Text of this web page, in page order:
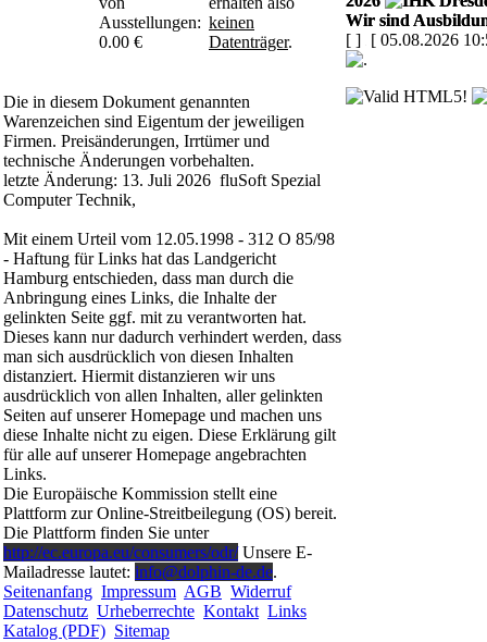
Ausstellungen:
0.00 €
keinen
Datenträger.
Die in diesem Dokument genannten
Warenzeichen sind Eigentum der jeweiligen
Firmen. Preisänderungen, Irrtümer und
technische Änderungen vorbehalten.
letzte Änderung: 13. Juli 2026 fluSoft Spezial
Computer Technik,
Mit einem Urteil vom 12.05.1998 - 312 O 85/98
- Haftung für Links hat das Landgericht
Hamburg entschieden, dass man durch die
Anbringung eines Links, die Inhalte der
gelinkten Seite ggf. mit zu verantworten hat.
Dieses kann nur dadurch verhindert werden, dass
man sich ausdrücklich von diesen Inhalten
distanziert. Hiermit distanzieren wir uns
ausdrücklich von allen Inhalten, aller gelinkten
Seiten auf unserer Homepage und machen uns
diese Inhalte nicht zu eigen. Diese Erklärung gilt
für alle auf unserer Homepage angebrachten
Links.
Die Europäische Kommission stellt eine
Plattform zur Online-Streitbeilegung (OS) bereit.
Die Plattform finden Sie unter
http://ec.europa.eu/consumers/odr/Unsere E-
Mailadresse lautet: info@dolphin-de.de.
Seitenanfang Impressum AGB Widerruf
Datenschutz Urheberrechte Kontakt Links
Katalog (PDF) Sitemap
Wir sind
[ ] [ 05.08.2026